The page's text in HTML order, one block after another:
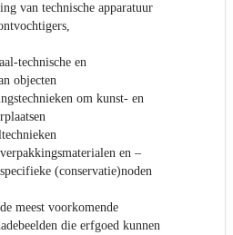
van technische apparatuur
technische en
objecten
om kunst- en
en –
(conservatie)noden
meest voorkomende
die erfgoed kunnen